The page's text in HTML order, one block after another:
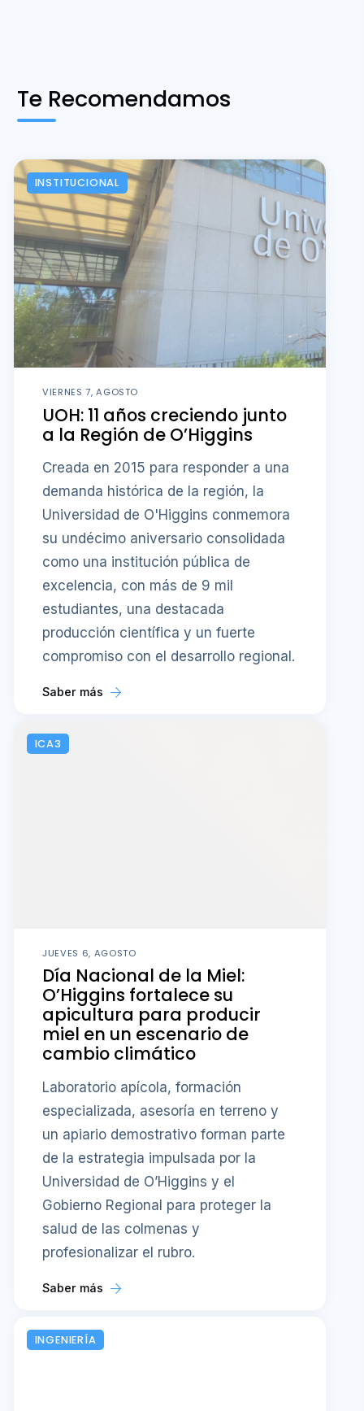
Te Recomendamos
INSTITUCIONAL
VIERNES 7, AGOSTO
UOH: 11 años creciendo junto
a la Región de O’Higgins
Creada en 2015 para responder a una
demanda histórica de la región, la
Universidad de O'Higgins conmemora
su undécimo aniversario consolidada
como una institución pública de
excelencia, con más de 9 mil
estudiantes, una destacada
producción científica y un fuerte
compromiso con el desarrollo regional.
Saber más
ICA3
JUEVES 6, AGOSTO
Día Nacional de la Miel:
O’Higgins fortalece su
apicultura para producir
miel en un escenario de
cambio climático
Laboratorio apícola, formación
especializada, asesoría en terreno y
un apiario demostrativo forman parte
de la estrategia impulsada por la
Universidad de O’Higgins y el
Gobierno Regional para proteger la
salud de las colmenas y
profesionalizar el rubro.
Saber más
INGENIERÍA